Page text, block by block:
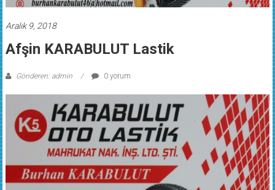
Aralık 9, 2018
Afşin KARABULUT Lastik
Gönderen: admin 0 yorum